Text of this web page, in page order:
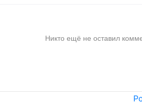
Никто ещё не оставил